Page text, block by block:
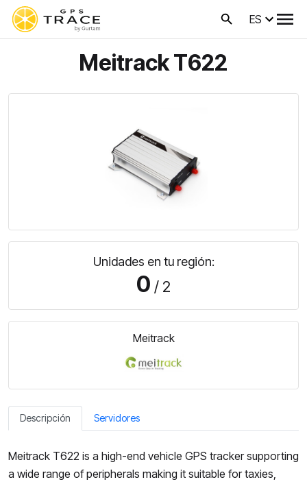
ES
Meitrack T622
Unidades en tu región:
0 / 2
Meitrack
Descripción Servidores
Meitrack T622 is a high-end vehicle GPS tracker supporting
a wide range of peripherals making it suitable for taxies,